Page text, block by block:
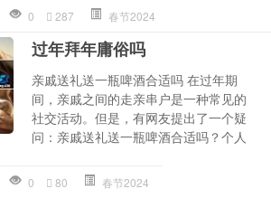
0 287 春节2024
过年拜年庸俗吗
亲戚送礼送一瓶啤酒合适吗 在过年期
间，亲戚之间的走亲串户是一种常见的
社交活动。但是，有网友提出了一个疑
问：亲戚送礼送一瓶啤酒合适吗？个人
0 80 春节2024